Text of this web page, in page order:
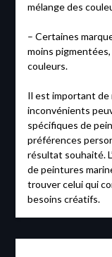
mélange des
– Certaines
moins
couleurs.
Il est important de
inconvénients
spécifiques de
préférences
résultat souhaité.
de peintures
trouver celui qui
besoins créatifs.